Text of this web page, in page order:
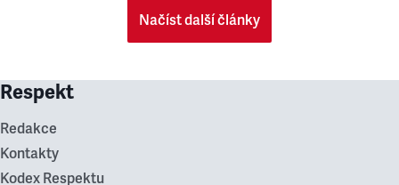
Načíst další články
Respekt
Redakce
Kontakty
Kodex Respektu